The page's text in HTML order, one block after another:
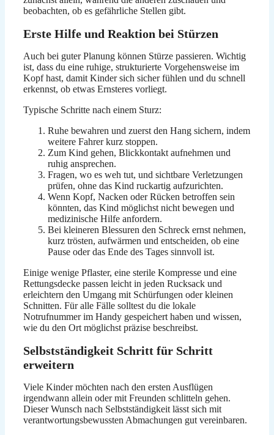
beobachten, ob es gefährliche Stellen gibt.
Erste Hilfe und Reaktion bei Stürzen
Auch bei guter Planung können Stürze passieren. Wichtig
ist, dass du eine ruhige, strukturierte Vorgehensweise im
Kopf hast, damit Kinder sich sicher fühlen und du schnell
erkennst, ob etwas Ernsteres vorliegt.
Typische Schritte nach einem Sturz:
Ruhe bewahren und zuerst den Hang sichern, indem
weitere Fahrer kurz stoppen.
Zum Kind gehen, Blickkontakt aufnehmen und
ruhig ansprechen.
Fragen, wo es weh tut, und sichtbare Verletzungen
prüfen, ohne das Kind ruckartig aufzurichten.
Wenn Kopf, Nacken oder Rücken betroffen sein
könnten, das Kind möglichst nicht bewegen und
medizinische Hilfe anfordern.
Bei kleineren Blessuren den Schreck ernst nehmen,
kurz trösten, aufwärmen und entscheiden, ob eine
Pause oder das Ende des Tages sinnvoll ist.
Einige wenige Pflaster, eine sterile Kompresse und eine
Rettungsdecke passen leicht in jeden Rucksack und
erleichtern den Umgang mit Schürfungen oder kleinen
Schnitten. Für alle Fälle solltest du die lokale
Notrufnummer im Handy gespeichert haben und wissen,
wie du den Ort möglichst präzise beschreibst.
Selbstständigkeit Schritt für Schritt
erweitern
Viele Kinder möchten nach den ersten Ausflügen
irgendwann allein oder mit Freunden schlitteln gehen.
Dieser Wunsch nach Selbstständigkeit lässt sich mit
verantwortungsbewussten Abmachungen gut vereinbaren.